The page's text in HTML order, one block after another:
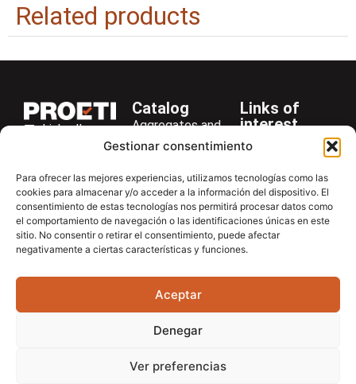
Gestionar consentimiento
Para ofrecer las mejores experiencias, utilizamos tecnologías como las
cookies para almacenar y/o acceder a la información del dispositivo. El
consentimiento de estas tecnologías nos permitirá procesar datos como
el comportamiento de navegación o las identificaciones únicas en este
sitio. No consentir o retirar el consentimiento, puede afectar
negativamente a ciertas características y funciones.
Aceptar
Denegar
Ver preferencias
Related products
LinkedIn
+34 916 28
29 40
proetisa@proetisa.com
Ctra de
Algete, Av
M-106, Km
Algete,
Catalog
Aggregates and
Rocks
Asphalt
Cements
Concrete
Soils
Soilmatic
Steels
Equipment
Links of
interest
Company
News
Newsletter
Download
Contac